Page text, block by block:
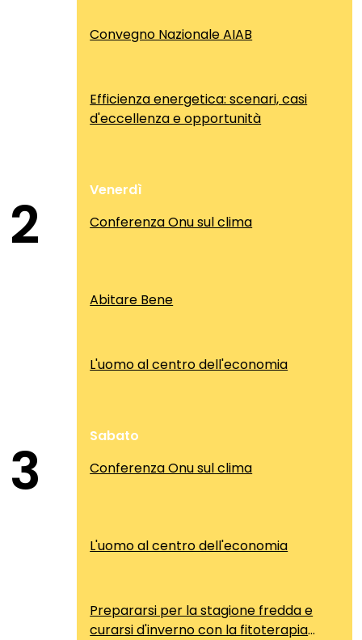
Convegno Nazionale AIAB
Efficienza energetica: scenari, casi
d'eccellenza e opportunità
2
Venerdì
Conferenza Onu sul clima
Abitare Bene
L'uomo al centro dell'economia
3
Sabato
Conferenza Onu sul clima
L'uomo al centro dell'economia
Prepararsi per la stagione fredda e
curarsi d'inverno con la fitoterapia